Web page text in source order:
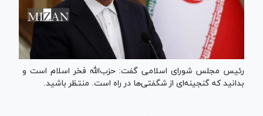
رئیس مجلس شورای اسلامی گفت: حزب‌الله فخر اسلام است و
بدانید که گنجینه‌ای از شگفتی‌ها در راه است. منتظر باشید.